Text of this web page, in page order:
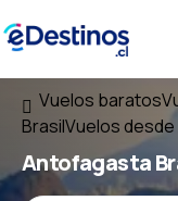
Vuelos baratos
BrasilVuelos
Antofagasta